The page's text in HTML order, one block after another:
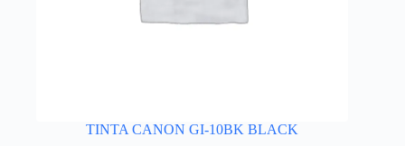
TINTA CANON GI-10BK BLACK